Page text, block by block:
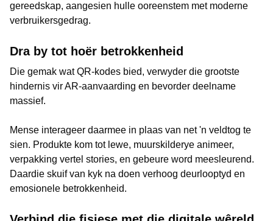
gereedskap, aangesien hulle ooreenstem met moderne
verbruikersgedrag.
Dra by tot hoër betrokkenheid
Die gemak wat QR-kodes bied, verwyder die grootste
hindernis vir AR-aanvaarding en bevorder deelname
massief.
Mense interageer daarmee in plaas van net 'n veldtog te
sien. Produkte kom tot lewe, muurskilderye animeer,
verpakking vertel stories, en gebeure word meesleurend.
Daardie skuif van kyk na doen verhoog deurlooptyd en
emosionele betrokkenheid.